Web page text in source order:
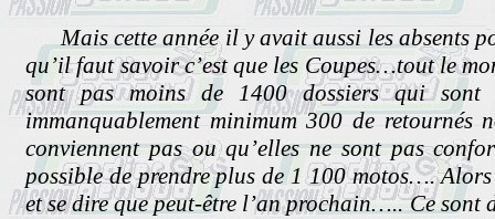
Mais cette année il y avait aussi les absents
qu’il faut savoir c’est que les Coupes…tout le
sont pas moins de 1400 dossiers qui
immanquablement minimum 300 de retournés
conviennent pas ou qu’elles ne sont pas
possible de prendre plus de 1 100 motos….
et se dire que peut-être l’an prochain….. Ce sont